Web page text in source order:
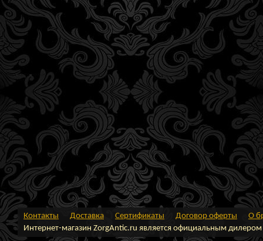
Контакты Доставка Сертификаты Договор оферты
О
Интернет-магазин ZorgAntic.ru является официальным